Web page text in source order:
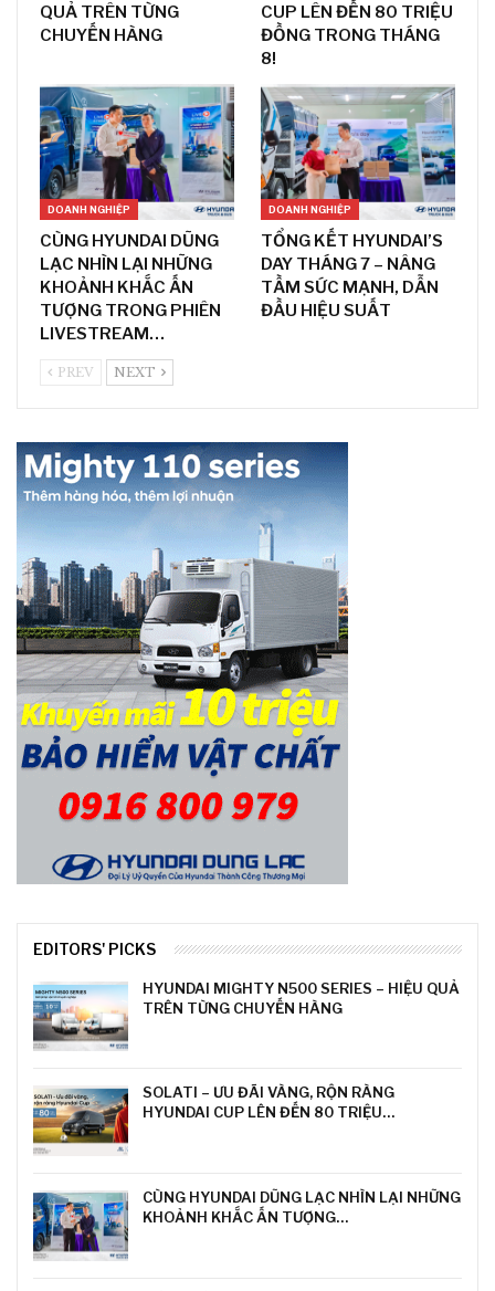
QUẢ TRÊN TỪNG
CHUYẾN HÀNG
CUP LÊN ĐẾN 80 TRIỆU
ĐỒNG TRONG THÁNG
8!
DOANH NGHIỆP
CÙNG HYUNDAI DŨNG
LẠC NHÌN LẠI NHỮNG
KHOẢNH KHẮC ẤN
TƯỢNG TRONG PHIÊN
LIVESTREAM…
DOANH NGHIỆP
TỔNG KẾT HYUNDAI’S
DAY THÁNG 7 – NÂNG
TẦM SỨC MẠNH, DẪN
ĐẦU HIỆU SUẤT
PREV NEXT
EDITORS' PICKS
HYUNDAI MIGHTY N500 SERIES – HIỆU QUẢ
TRÊN TỪNG CHUYẾN HÀNG
SOLATI – ƯU ĐÃI VÀNG, RỘN RÀNG
HYUNDAI CUP LÊN ĐẾN 80 TRIỆU…
CÙNG HYUNDAI DŨNG LẠC NHÌN LẠI NHỮNG
KHOẢNH KHẮC ẤN TƯỢNG…